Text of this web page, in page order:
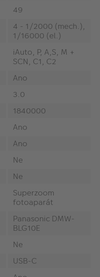
49
‎4 - 1/2000 (mech.),
1/16000 (el.)
‎iAuto, P, A,S, M +
SCN, C1, C2
Ano
3.0
1840000
Ano
Ano
Ne
Ne
Superzoom
fotoaparát
‎Panasonic DMW-
BLG10E
Ne
USB-C